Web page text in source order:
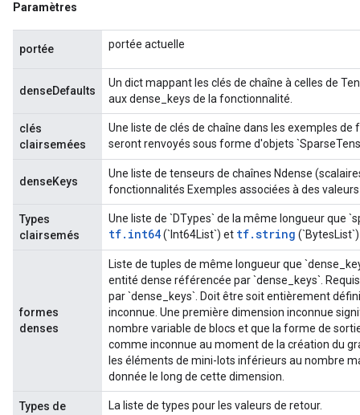
Paramètres
portée portée actuelle
denseDefaults
Un dict mappant les clés de chaîne à celles de
aux dense_keys de la fonctionnalité.
clés
clairsemées
Une liste de clés de chaîne dans les exemples
seront renvoyés sous forme d'objets
denseKeys
Une liste de tenseurs de chaînes Ndense
fonctionnalités Exemples associées à des
Types
clairsemés
Une liste de `DTypes` de la même longueur que
tf.int64(`Int64List`) et tf.string
formes
denses
Liste de tuples de même longueur que
entité dense référencée par `dense_keys`.
par `dense_keys`. Doit être soit entièrement
inconnue. Une première dimension inconnue
nombre variable de blocs et que la forme de
comme inconnue au moment de la création du
les éléments de mini-lots inférieurs au nombre
donnée le long de cette dimension.
Types de
La liste de types pour les valeurs de retour.